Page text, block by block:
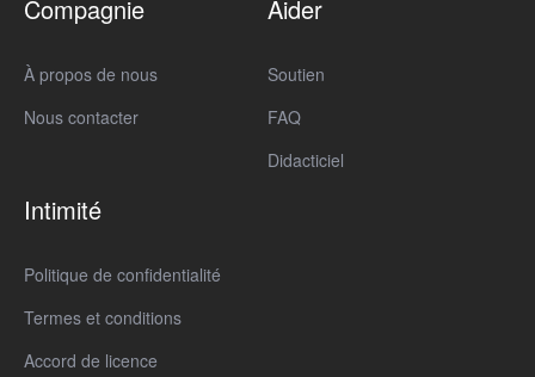
Compagnie
À propos de nous
Nous contacter
Aider
Soutien
FAQ
Didacticiel
Intimité
Politique de confidentialité
Termes et conditions
Accord de licence